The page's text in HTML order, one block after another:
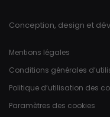
Conception, design et
Pied de page
Mentions légales
Conditions générales
Politique d’utilisation des
Paramètres des cookies